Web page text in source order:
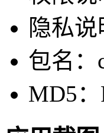
隐私说
包名：
MD5：